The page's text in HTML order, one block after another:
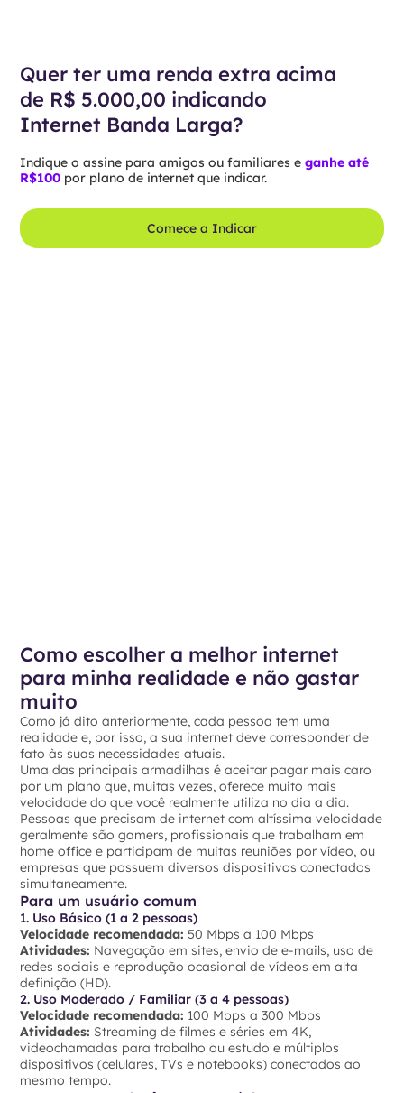
Quer ter uma renda extra acima
de R$ 5.000,00 indicando
Internet Banda Larga?
Indique o assine para amigos ou familiares eganhe até
R$100 por plano de internet que indicar.
Comece a Indicar
Como escolher a melhor internet
para minha realidade e não gastar
muito
Como já dito anteriormente, cada pessoa tem uma
realidade e, por isso, a sua internet deve corresponder de
fato às suas necessidades atuais.
Uma das principais armadilhas é aceitar pagar mais caro
por um plano que, muitas vezes, oferece muito mais
velocidade do que você realmente utiliza no dia a dia.
Pessoas que precisam de internet com altíssima velocidade
geralmente são gamers, profissionais que trabalham em
home office e participam de muitas reuniões por vídeo, ou
empresas que possuem diversos dispositivos conectados
simultaneamente.
Para um usuário comum
1. Uso Básico (1 a 2 pessoas)
Velocidade recomendada: 50 Mbps a 100 Mbps
Atividades: Navegação em sites, envio de e-mails, uso de
redes sociais e reprodução ocasional de vídeos em alta
definição (HD).
2. Uso Moderado / Familiar (3 a 4 pessoas)
Velocidade recomendada: 100 Mbps a 300 Mbps
Atividades: Streaming de filmes e séries em 4K,
videochamadas para trabalho ou estudo e múltiplos
dispositivos (celulares, TVs e notebooks) conectados ao
mesmo tempo.